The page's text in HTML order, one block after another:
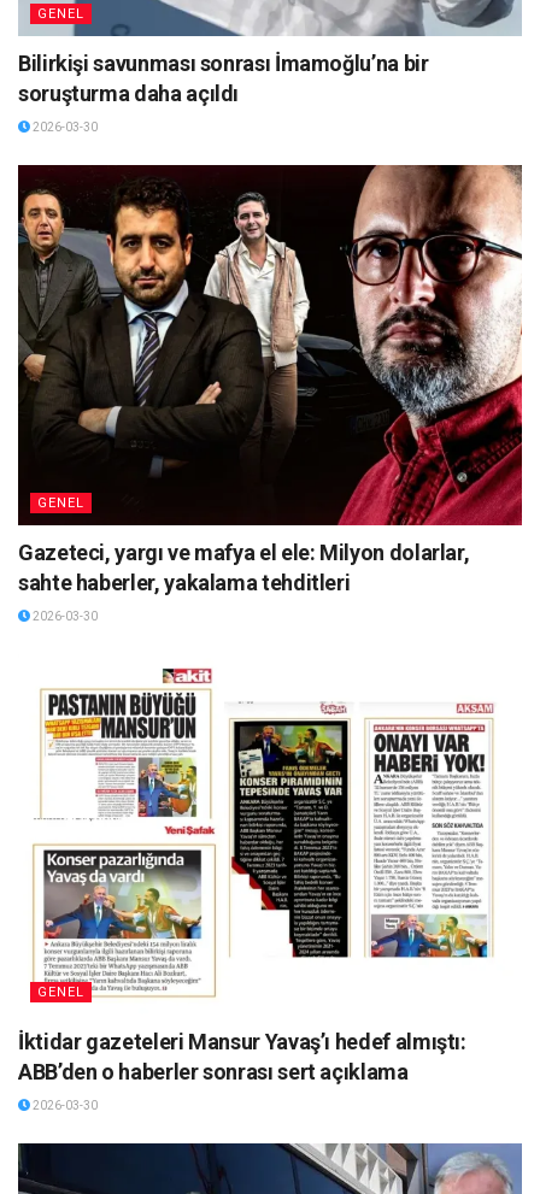
GENEL
Bilirkişi savunması sonrası İmamoğlu’na bir
soruşturma daha açıldı
2026-03-30
GENEL
Gazeteci, yargı ve mafya el ele: Milyon dolarlar,
sahte haberler, yakalama tehditleri
2026-03-30
GENEL
İktidar gazeteleri Mansur Yavaş’ı hedef almıştı:
ABB’den o haberler sonrası sert açıklama
2026-03-30